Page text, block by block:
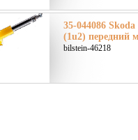
35-044086
(1u2) передний
bilstein-46218